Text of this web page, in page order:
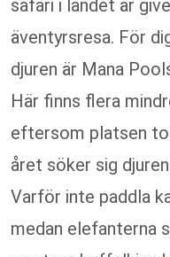
safari i landet är
äventyrsresa. För
djuren är Mana
Här finns flera
eftersom platsen
året söker sig
Varför inte paddla
medan elefanterna